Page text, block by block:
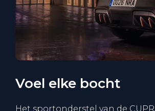
Voel elke bocht
Het sportonderstel van de